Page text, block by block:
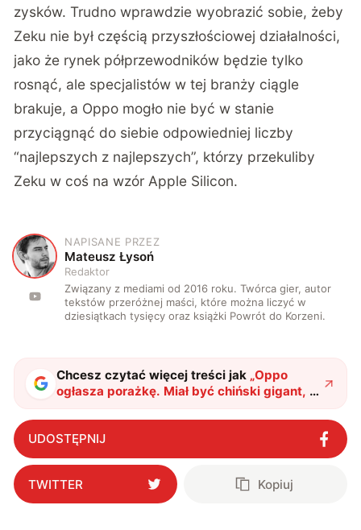
zysków. Trudno wprawdzie wyobrazić sobie, żeby
Zeku nie był częścią przyszłościowej działalności,
jako że rynek półprzewodników będzie tylko
rosnąć, ale specjalistów w tej branży ciągle
brakuje, a Oppo mogło nie być w stanie
przyciągnąć do siebie odpowiedniej liczby
“najlepszych z najlepszych”, którzy przekuliby
Zeku w coś na wzór Apple Silicon.
M
NAPISANE PRZEZ
Mateusz Łysoń
Redaktor
Związany z mediami od 2016 roku. Twórca gier, autor
tekstów przeróżnej maści, które można liczyć w
dziesiątkach tysięcy oraz książki Powrót do Korzeni.
Chcesz czytać więcej treści jak „Oppo
ogłasza porażkę. Miał być chiński gigant, a
wyszła wtopa"?
UDOSTĘPNIJ
TWITTER Kopiuj